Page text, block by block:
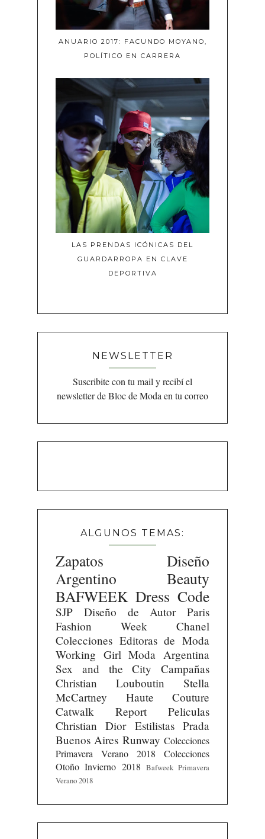
ANUARIO 2017: FACUNDO MOYANO,
POLÍTICO EN CARRERA
LAS PRENDAS ICÓNICAS DEL
GUARDARROPA EN CLAVE
DEPORTIVA
NEWSLETTER
Suscribite con tu mail y recibí el
newsletter de Bloc de Moda en tu correo
ALGUNOS TEMAS:
Zapatos
Diseño
Argentino
Beauty
BAFWEEK Dress Code
SJP Diseño de Autor
Paris
Fashion Week
Chanel
Colecciones Editoras de Moda
Working Girl Moda Argentina
Sex and the City
Campañas
Christian Louboutin
Stella
McCartney
Haute Couture
Catwalk Report
Peliculas
Christian Dior Estilistas Prada
Buenos Aires Runway Colecciones
Primavera Verano 2018
Colecciones
Otoño Invierno 2018 Bafweek Primavera
Verano 2018